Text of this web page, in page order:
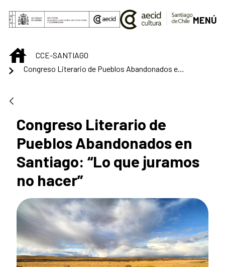
Saltar al contenido principal
MENÚ
INICIOCCE-SANTIAGO
Congreso Literario de Pueblos Abandonados en Santiago: “Lo que juramos no hacer”
Congreso Literario de
Pueblos Abandonados en
Santiago: “Lo que juramos
no hacer”